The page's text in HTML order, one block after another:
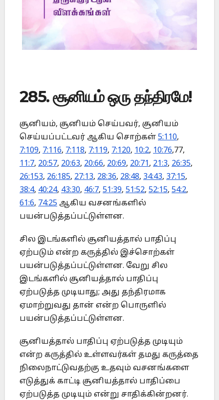
285. சூனியம் ஒரு தந்திரமே!
சூனியம், சூனியம் செய்பவர், சூனியம்
செய்யப்பட்டவர் ஆகிய சொற்கள் 5:110,
7:109, 7:116, 7:118, 7:119, 7:120, 10:2, 10:76,77,
11:7, 20:57, 20:63, 20:66, 20:69, 20:71, 21:3, 26:35,
26:153, 26:185, 27:13, 28:36, 28:48, 34:43, 37:15,
38:4, 40:24, 43:30, 46:7, 51:39, 51:52, 52:15, 54:2,
61:6, 74:25 ஆகிய வசனங்களில்
பயன்படுத்தப்பட்டுள்ளன.
சில இடங்களில் சூனியத்தால் பாதிப்பு
ஏற்படும் என்ற கருத்தில் இச்சொற்கள்
பயன்படுத்தப்பட்டுள்ளன. வேறு சில
இடங்களில் சூனியத்தால் பாதிப்பு
ஏற்படுத்த முடியாது; அது தந்திரமாக
ஏமாற்றுவது தான் என்ற பொருளில்
பயன்படுத்தப்பட்டுள்ளன.
சூனியத்தால் பாதிப்பு ஏற்படுத்த முடியும்
என்ற கருத்தில் உள்ளவர்கள் தமது கருத்தை
நிலைநாட்டுவதற்கு உதவும் வசனங்களை
எடுத்துக் காட்டி சூனியத்தால் பாதிப்பை
ஏற்படுத்த முடியும் என்று சாதிக்கின்றனர்.